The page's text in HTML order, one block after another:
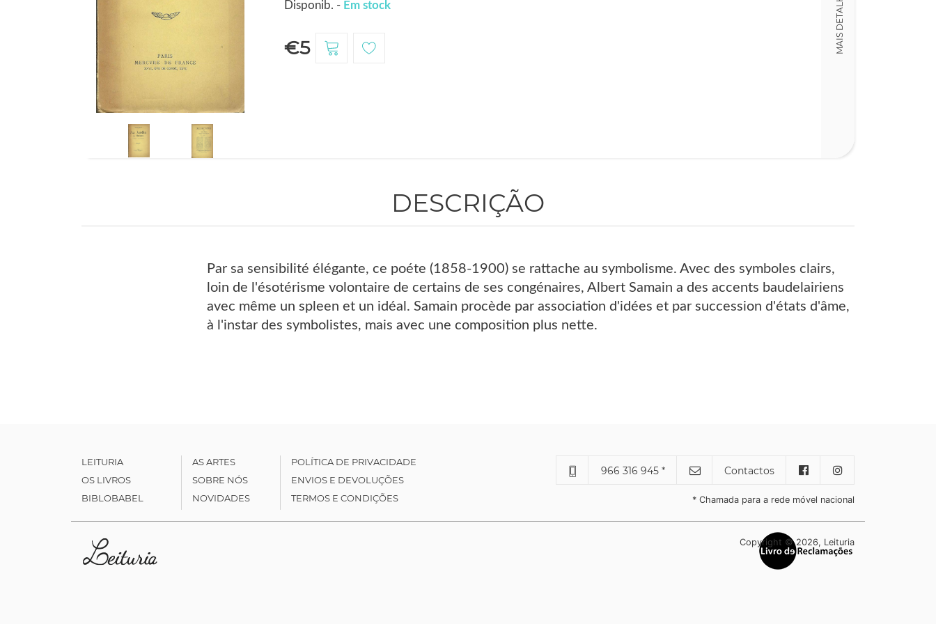
Disponib. - Em stock
€5 MAIS DETALHES
DESCRIÇÃO
Par sa sensibilité élégante, ce poéte (1858-1900) se rattache au symbolisme. Avec des symboles clairs,
loin de l'ésotérisme volontaire de certains de ses congénaires, Albert Samain a des accents baudelairiens
avec même un spleen et un idéal. Samain procède par association d'idées et par succession d'états d'âme,
à l'instar des symbolistes, mais avec une composition plus nette.
LEITURIA
OS LIVROS
BIBLOBABEL
AS ARTES
SOBRE NÓS
NOVIDADES
POLÍTICA DE PRIVACIDADE
ENVIOS E DEVOLUÇÕES
TERMOS E CONDIÇÕES
966 316 945 * Contactos
* Chamada para a rede móvel nacional
Copyright © 2026, Leituria